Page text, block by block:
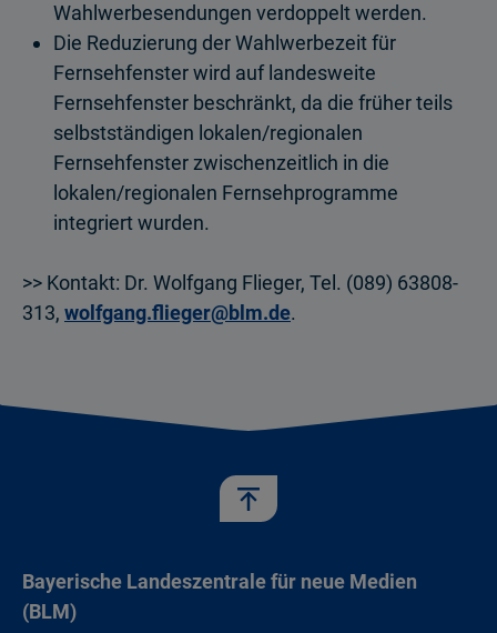
Wahlwerbesendungen verdoppelt werden.
Die Reduzierung der Wahlwerbezeit für
Fernsehfenster wird auf landesweite
Fernsehfenster beschränkt, da die früher teils
selbstständigen lokalen/regionalen
Fernsehfenster zwischenzeitlich in die
lokalen/regionalen Fernsehprogramme
integriert wurden.
>> Kontakt: Dr. Wolfgang Flieger, Tel. (089) 63808-
313, wolfgang.flieger@blm.de.
Bayerische Landeszentrale für neue Medien
(BLM)